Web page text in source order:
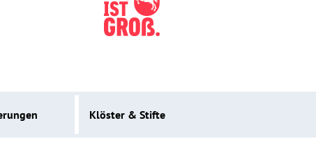
Klöster & Stifte